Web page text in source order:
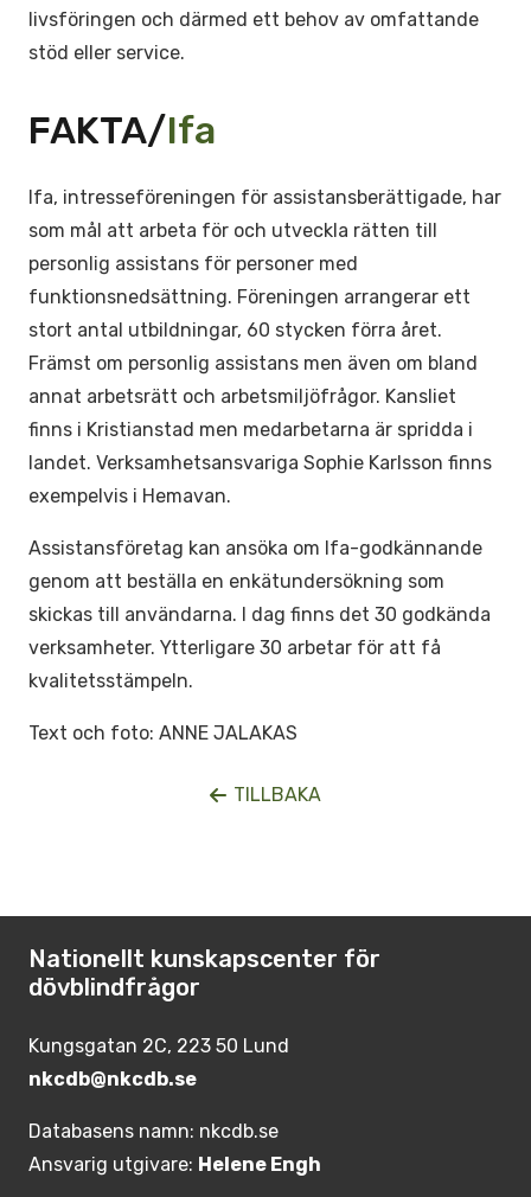
livsföringen och därmed ett behov av omfattande
stöd eller service.
FAKTA/Ifa
Ifa, intresseföreningen för assistansberättigade, har
som mål att arbeta för och utveckla rätten till
personlig assistans för personer med
funktionsnedsättning. Föreningen arrangerar ett
stort antal utbildningar, 60 stycken förra året.
Främst om personlig assistans men även om bland
annat arbetsrätt och arbetsmiljöfrågor. Kansliet
finns i Kristianstad men medarbetarna är spridda i
landet. Verksamhetsansvariga Sophie Karlsson finns
exempelvis i Hemavan.
Assistansföretag kan ansöka om Ifa-godkännande
genom att beställa en enkätundersökning som
skickas till användarna. I dag finns det 30 godkända
verksamheter. Ytterligare 30 arbetar för att få
kvalitetsstämpeln.
Text och foto: ANNE JALAKAS
TILLBAKA
Nationellt kunskapscenter för
dövblindfrågor
Kungsgatan 2C, 223 50 Lund
nkcdb@nkcdb.se
Databasens namn: nkcdb.se
Ansvarig utgivare: Helene Engh